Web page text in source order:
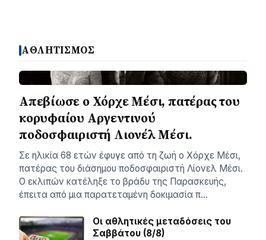
ΑΘΛΗΤΙΣΜΟΣ
Απεβίωσε ο Χόρχε Μέσι, πατέρας του
κορυφαίου Αργεντινού
ποδοσφαιριστή Λιονέλ Μέσι.
Σε ηλικία 68 ετών έφυγε από τη ζωή ο Χόρχε Μέσι,
πατέρας του διάσημου ποδοσφαιριστή Λίονελ Μέσι.
Ο εκλιπών κατέληξε το βράδυ της Παρασκευής,
έπειτα από μια παρατεταμένη δοκιμασία π…
Οι αθλητικές μεταδόσεις του
Σαββάτου (8/8)